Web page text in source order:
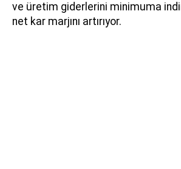
ve üretim giderlerini minimuma
net kar marjını artırıyor.